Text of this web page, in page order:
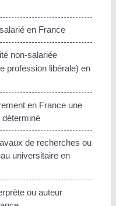
en France
non-salariée
profession libérale) en
en France une
de recherches ou
universitaire en
ou auteur